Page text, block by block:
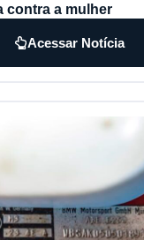
contra a mulher
Acessar Notícia